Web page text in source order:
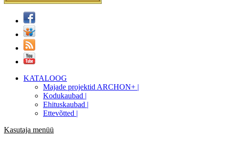
KATALOOG
Majade projektid ARCHON+ |
Kodukaubad |
Ehituskaubad |
Ettevõtted |
Kasutaja menüü